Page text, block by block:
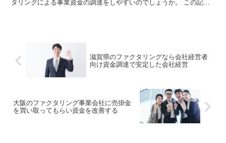
タリングによる事業資金の調達をしやすいのでしょうか。 この記事
滋賀県のファクタリングなら会社経営者
向け資金調達で安定した会社経営
大阪のファクタリング事業会社に売掛金
を買い取ってもらい資金を改善する